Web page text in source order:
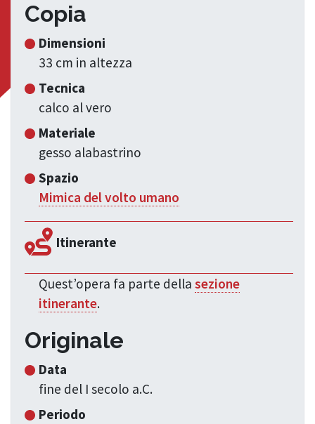
Copia
Dimensioni
33 cm in altezza
Tecnica
calco al vero
Materiale
gesso alabastrino
Spazio
Mimica del volto umano
Itinerante
Quest’opera fa parte dellasezione
itinerante.
Originale
Data
fine del I secolo a.C.
Periodo